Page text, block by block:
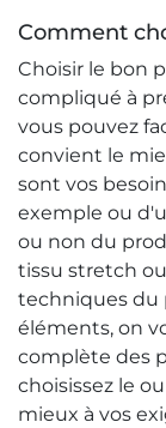
Comment
Choisir le bon
compliqué à
vous pouvez
convient le
sont vos
exemple ou
ou non du
tissu stretch
techniques du
éléments, on
complète des
choisissez le
mieux à vos